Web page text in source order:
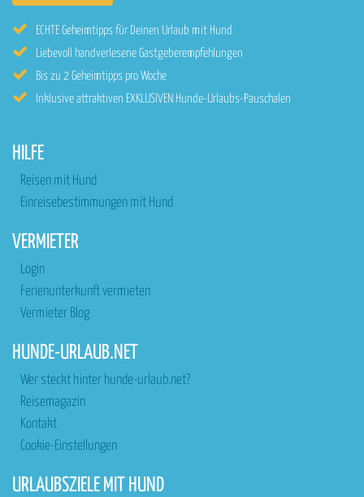
ECHTE Geheimtipps für Deinen Urlaub mit Hund
Liebevoll handverlesene Gastgeberempfehlungen
Bis zu 2 Geheimtipps pro Woche
Inklusive attraktiven EXKLUSIVEN Hunde-Urlaubs-Pauschalen
HILFE
Reisen mit Hund
Einreisebestimmungen mit Hund
VERMIETER
Login
Ferienunterkunft vermieten
Vermieter Blog
HUNDE-URLAUB.NET
Wer steckt hinter hunde-urlaub.net?
Reisemagazin
Kontakt
Cookie-Einstellungen
URLAUBSZIELE MIT HUND